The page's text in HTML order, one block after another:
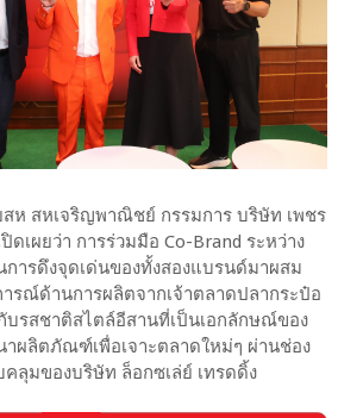
ห สหเจริญพาณิชย์ กรรมการ บริษัท เพชร
เผยว่า การร่วมมือ Co-Brand ระหว่าง
ารดึงจุดเด่นของทั้งสองแบรนด์มาผสม
รณ์ด้านการผลิตจากเจ้าตลาดปลากระป๋อ
บรสชาติสไตล์อีสานที่เป็นเอกลักษณ์ของ
ผลิตภัณฑ์เพื่อเจาะตลาดใหม่ๆ ผ่านช่อง
ลุมของบริษัท ล็อกซเล่ย์ เทรดดิ้ง